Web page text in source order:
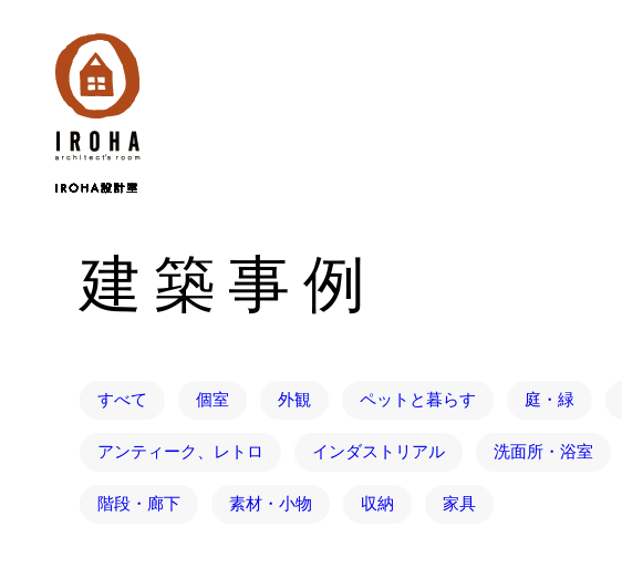
建築事例
すべて 個室 外観 ペットと暮らす 庭・緑
アンティーク、レトロ インダストリアル 洗面所・浴室
階段・廊下 素材・小物 収納 家具